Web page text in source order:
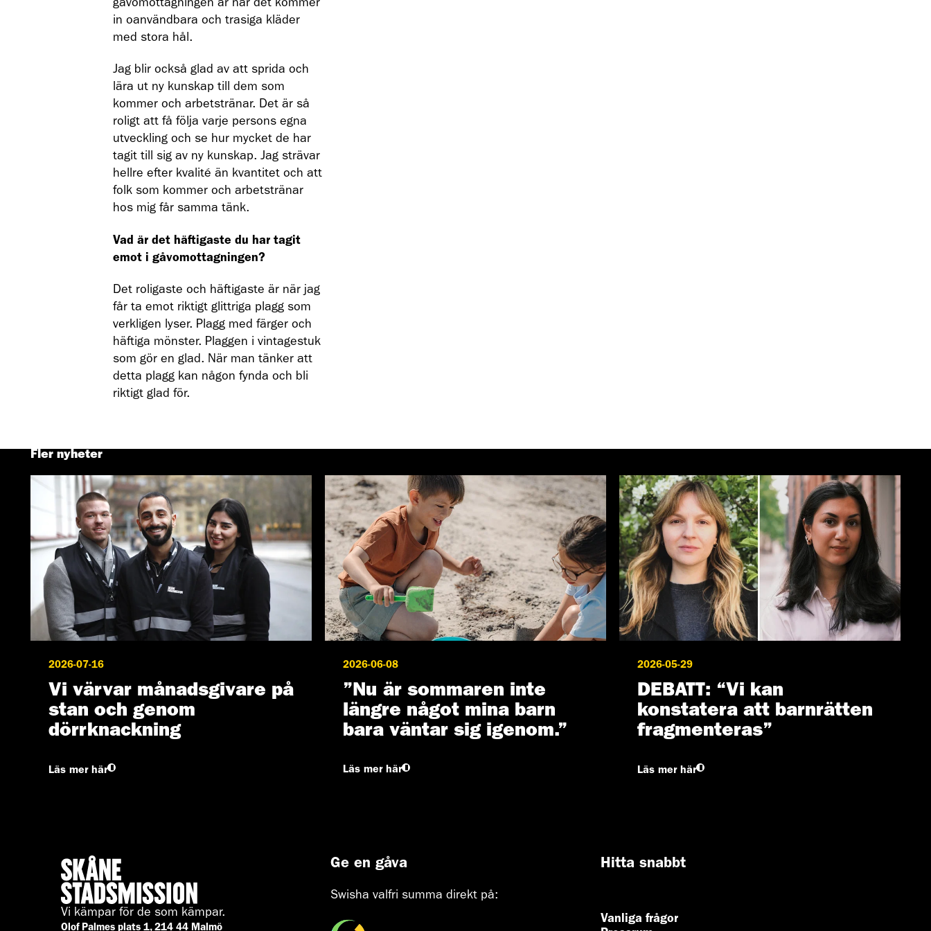
gåvomottagningen är när det kommer
in oanvändbara och trasiga kläder
med stora hål.
Jag blir också glad av att sprida och
lära ut ny kunskap till dem som
kommer och arbetstränar. Det är så
roligt att få följa varje persons egna
utveckling och se hur mycket de har
tagit till sig av ny kunskap. Jag strävar
hellre efter kvalité än kvantitet och att
folk som kommer och arbetstränar
hos mig får samma tänk.
Vad är det häftigaste du har tagit
emot i gåvomottagningen?
Det roligaste och häftigaste är när jag
får ta emot riktigt glittriga plagg som
verkligen lyser. Plagg med färger och
häftiga mönster. Plaggen i vintagestuk
som gör en glad. När man tänker att
detta plagg kan någon fynda och bli
riktigt glad för.
Fler nyheter
2026-07-16
Vi värvar månadsgivare på
stan och genom
dörrknackning
Läs mer här
2026-06-08
”Nu är sommaren inte
längre något mina barn
bara väntar sig igenom.”
Läs mer här
2026-05-29
DEBATT: “Vi kan
konstatera att barnrätten
fragmenteras”
Läs mer här
Vi kämpar för de som kämpar.
Olof Palmes plats 1, 214 44 Malmö
Ge en gåva
Swisha valfri summa direkt på:
Hitta snabbt
Vanliga frågor